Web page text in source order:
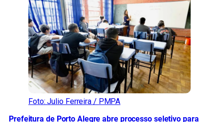
Foto: Julio Ferreira / PMPA
Prefeitura de Porto Alegre abre processo seletivo para